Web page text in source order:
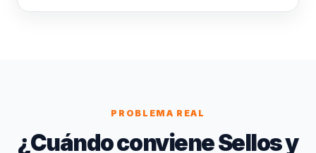
PROBLEMA REAL
¿Cuándo conviene Sellos y